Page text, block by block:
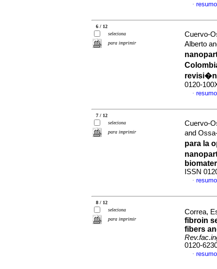
·
6 / 12
seleciona
para imprimir
Cuervo-
Alberto
revisi�n
0120-
·
7 / 12
seleciona
para imprimir
Cuervo-
and
para la
ISSN
·
8 / 12
seleciona
para imprimir
Correa,
fibroin
fibers
0120-
·